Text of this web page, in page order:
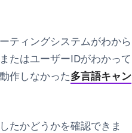
ティングシステムがわから
たはユーザーIDがわかって
作しなかった多言語キャン
たかどうかを確認できま